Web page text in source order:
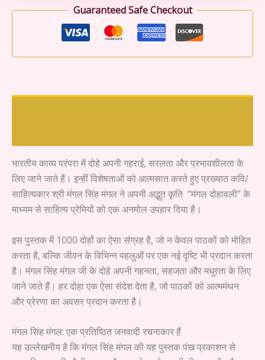
Guaranteed Safe Checkout
भारतीय काव्य परंपरा में दोहे अपनी गहराई, सरलता और प्रभावशीलता के
लिए जाने जाते हैं। इन्हीं विशेषताओं को आत्मसात करते हुए प्रख्यात कवि/
साहित्यकार श्री मंगल सिंह मंगल ने अपनी अद्भुत कृति “मंगल दोहावली” के
माध्यम से साहित्य प्रेमियों को एक अनमोल उपहार दिया है।
इस पुस्तक में 1000 दोहों का ऐसा संग्रह है, जो न केवल पाठकों को मोहित
करता है, बल्कि जीवन के विभिन्न पहलुओं पर एक नई दृष्टि भी प्रदान करता
है। मंगल सिंह मंगल जी के दोहे अपनी गहनता, सहजता और मधुरता के लिए
जाने जाते हैं। हर दोहा एक ऐसा संदेश देता है, जो पाठकों को आत्ममंथन
और प्रेरणा का अवसर प्रदान करता है।
मंगल सिंह मंगल: एक प्रतिष्ठित जनवादी रचनाकार हैं
यह उल्लेखनीय है कि मंगल सिंह मंगल की यह पुस्तक पंख प्रकाशन से